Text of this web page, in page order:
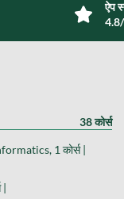
ऐप
4.8/
38 कोर्स
1 कोर्स |
|